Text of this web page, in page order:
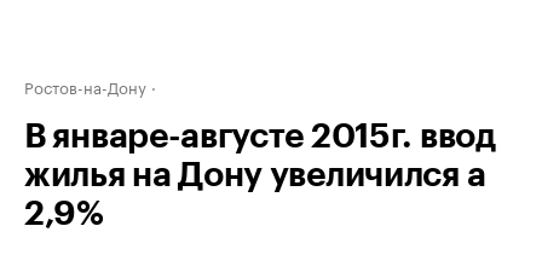
Ростов-на-Дону
В январе-августе 2015г. ввод
жилья на Дону увеличился а
2,9%